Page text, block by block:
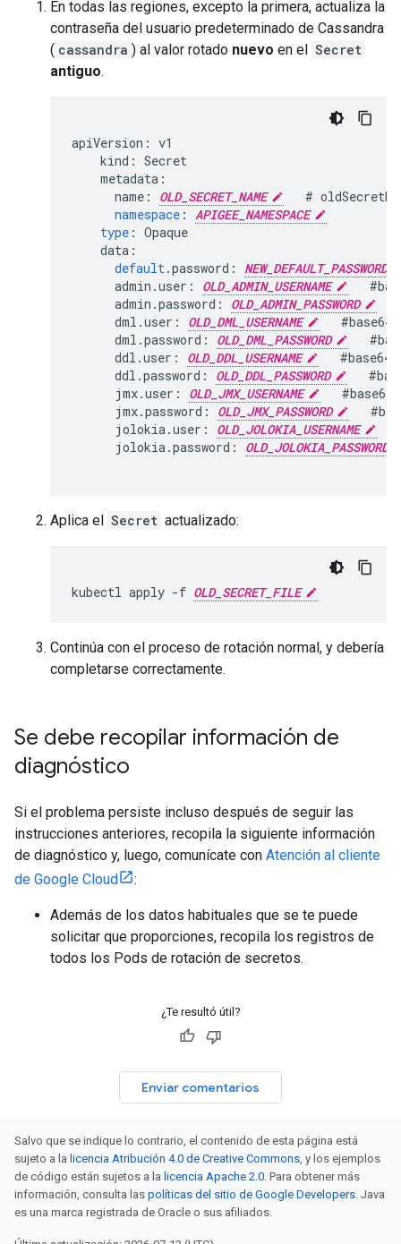
En todas las regiones, excepto la primera, actualiza la
contraseña del usuario predeterminado de Cassandra
( cassandra ) al valor rotado nuevo en el Secret
antiguo.
apiVersion : v1
kind : Secret
metadata :
name : OLD_SECRET_NAME #
namespace :
APIGEE_NAMESPACE
type : Opaque
data :
default .password :
NEW_DEFAULT_PASSWORD
admin .user : OLD_ADMIN_USERNAME #
admin .password : OLD_ADMIN_PASSWORD
dml .user : OLD_DML_USERNAME #base64
dml .password : OLD_DML_PASSWORD #
ddl .user : OLD_DDL_USERNAME #base64
ddl .password : OLD_DDL_PASSWORD #
jmx.user : OLD_JMX_USERNAME #base64
jmx.password : OLD_JMX_PASSWORD #
jolokia .user : OLD_JOLOKIA_USERNAME
jolokia .password : OLD_JOLOKIA_PASSWORD
Aplica el Secret actualizado:
kubectl apply -f OLD_SECRET_FILE
Continúa con el proceso de rotación normal, y debería
completarse correctamente.
Se debe recopilar información de
diagnóstico
Si el problema persiste incluso después de seguir las
instrucciones anteriores, recopila la siguiente información
de diagnóstico y, luego, comunícate con Atención al cliente
de Google Cloud
:
Además de los datos habituales que se te puede
solicitar que proporciones, recopila los registros de
todos los Pods de rotación de secretos.
¿Te resultó útil?
Enviar comentarios
Salvo que se indique lo contrario, el contenido de esta página está
sujeto a la licencia Atribución 4.0 de Creative Commons , y los ejemplos
de código están sujetos a la licencia Apache 2.0 . Para obtener más
información, consulta las políticas del sitio de Google Developers . Java
es una marca registrada de Oracle o sus afiliados.